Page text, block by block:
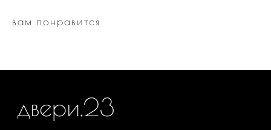
вам понравится
г. Краснодар,
сайте, носит исключительно информационный
электронную форму на этом сайте, вы даете согласие
на обработку ваших персональных данных.